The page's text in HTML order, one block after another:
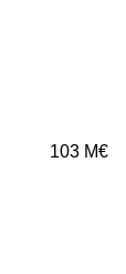
103 M€